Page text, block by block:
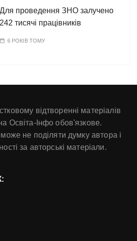
Для проведення ЗНО залучено
242 тисячі працівників
6 РОКІВ ТОМУ
відтворенні матеріалів
Освіта-Інфо обов'язкове.
може не поділяти думку автора і
за авторські матеріали.